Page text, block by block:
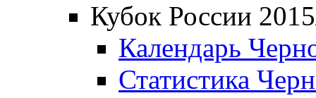
Кубок России
Календарь
Статистика